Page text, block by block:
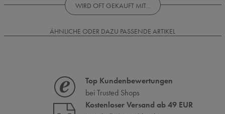
WIRD OFT GEKAUFT MIT...
ÄHNLICHE ODER DAZU PASSENDE ARTIKEL
Top Kundenbewertungen
bei Trusted Shops
Kostenloser Versand ab 49 EUR